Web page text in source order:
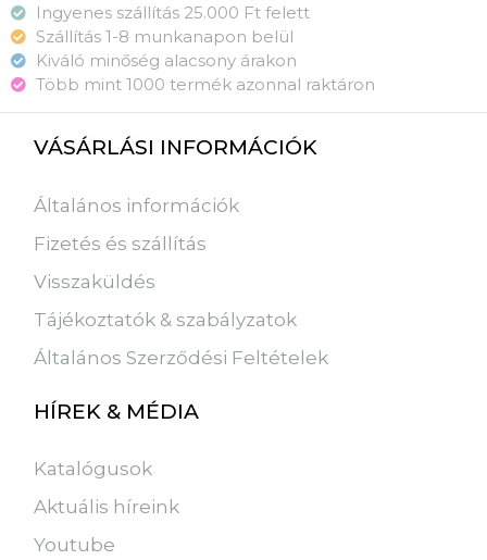
Ingyenes szállítás 25.000 Ft felett
Szállítás 1-8 munkanapon belül
Kiváló minőség alacsony árakon
Több mint 1000 termék azonnal raktáron
VÁSÁRLÁSI INFORMÁCIÓK
Általános információk
Fizetés és szállítás
Visszaküldés
Tájékoztatók & szabályzatok
Általános Szerződési Feltételek
HÍREK & MÉDIA
Katalógusok
Aktuális híreink
Youtube